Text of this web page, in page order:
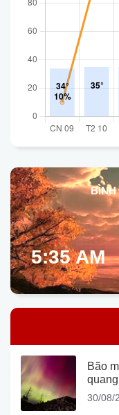
BÌNH
5:35 AM
Bão
30/08/